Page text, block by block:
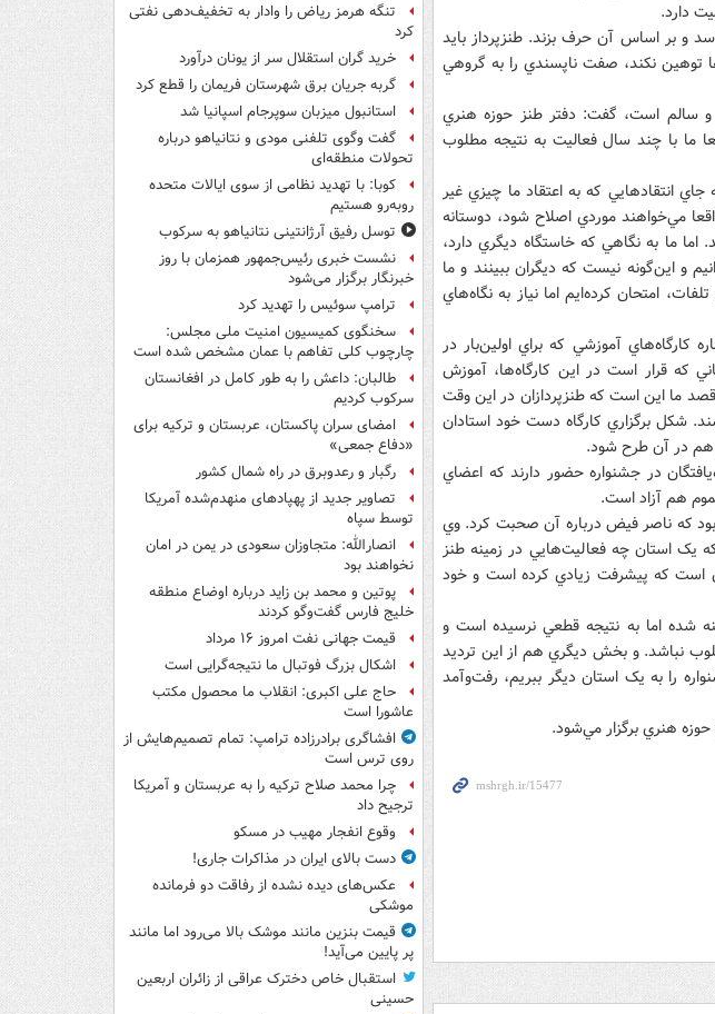
دارد.
و بر اساس آن حرف بزند. طنزپرداز بايد
توهين نکند، صفت ناپسندي را به گروهي
سالم است، گفت: دفتر طنز حوزه هنري
ما با چند سال فعاليت به نتيجه مطلوب
انتقادهايي که به اعتقاد ما چيزي غير
مي‌خواهند موردي اصلاح شود، دوستانه
اما ما به نگاهي که خاستگاه ديگري دارد،
و اين‌گونه نيست که ديگران ببينند و ما
امتحان کرده‌ايم اما نياز به نگاه‌هاي
کارگاه‌هاي آموزشي که براي اولين‌بار در
که قرار است در اين کارگاه‌ها، آموزش
ما اين است که طنزپردازان در اين وقت
شکل برگزاري کارگاه دست خود استادان
هم در آن طرح شود.
از هر رشته حدود 10 نفر از راه‌يافتگان در جشنواره حضور دارند که اعضاي
هم آزاد است.
که ناصر فيض درباره آن صحبت کرد. وي
يک استان چه فعاليت‌هايي در زمينه طنز
است که پيشرفت زيادي کرده است و خود
شده اما به نتيجه قطعي نرسيده است و
نباشد. و بخش ديگري هم از اين ترديد
را به يک استان ديگر ببريم، رفت‌وآمد
تنگه هرمز ریاض را وادار به تخفیف‌دهی نفتی
کرد
خرید گران استقلال سر از یونان درآورد
گربه جریان برق شهرستان فریمان را قطع کرد
استانبول میزبان سوپرجام اسپانیا شد
گفت وگوی تلفنی مودی و نتانیاهو درباره
تحولات منطقه‌ای
کوبا: با تهدید نظامی از سوی ایالات متحده
روبه‌رو هستیم
توسل رفیق آرژانتینی نتانیاهو به سرکوب
نشست خبری رئیس‌جمهور همزمان با روز
خبرنگار برگزار می‌شود
ترامپ سوئیس را تهدید کرد
سخنگوی کمیسیون امنیت ملی مجلس:
چارچوب کلی تفاهم با عمان مشخص شده است
طالبان: داعش را به طور کامل در افغانستان
سرکوب کردیم
امضای سران پاکستان، عربستان و ترکیه برای
«دفاع جمعی»
رگبار و رعدوبرق در راه شمال کشور
تصاویر جدید از پهپادهای منهدم‌شده آمریکا
توسط سپاه
انصارالله: متجاوزان سعودی در یمن در امان
نخواهند بود
پوتین و محمد بن زاید درباره اوضاع منطقه
خلیج فارس گفت‌وگو کردند
قیمت جهانی نفت امروز ۱۶ مرداد
اشکال بزرگ فوتبال ما نتیجه‌گرایی است
حاج علی اکبری: انقلاب ما محصول مکتب
عاشورا است
افشاگری برادرزاده ترامپ: تمام تصمیم‌هایش از
روی ترس است
چرا محمد صلاح ترکیه را به عربستان و آمریکا
ترجیح داد
وقوع انفجار مهیب در مسکو
دست بالای ایران در مذاکرات جاری!
عکس‌های دیده نشده از رفاقت دو فرمانده‌
موشکی
قیمت بنزین مانند موشک بالا می‌رود اما مانند
پر پایین می‌آید!
استقبال خاص دخترک عراقی از زائران اربعین
حسینی